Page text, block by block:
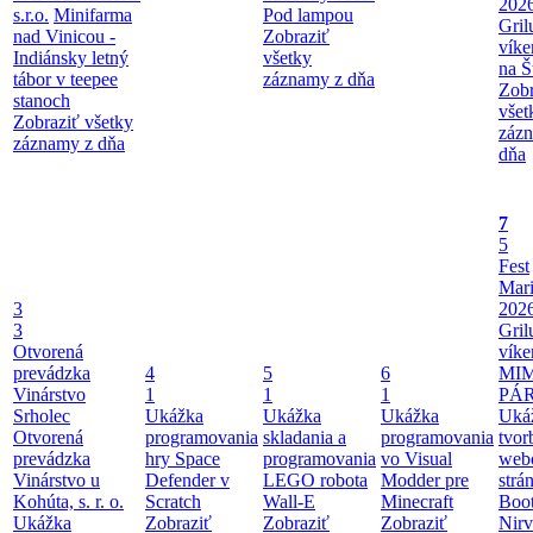
s.r.o. Minifarma
nad Vinicou -
Indiánsky letný
tábor v teepee
stanoch
Zobraziť všetky
záznamy z dňa
Pod lampou
Zobraziť
všetky
záznamy z dňa
na
dňa
3
3
Otvorená
prevádzka
Vinárstvo
Srholec
Otvorená
prevádzka
Vinárstvo u
Kohúta, s. r. o.
Ukážka
4
1
Ukážka
programovania
hry Space
Defender v
Scratch
Zobraziť
5
1
Ukážka
skladania a
programovania
LEGO robota
Wall-E
Zobraziť
6
1
Ukážka
programovania
vo Visual
Modder pre
Minecraft
Zobraziť
7
5
Fest